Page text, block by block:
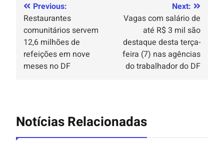
Previous:
Restaurantes
comunitários servem
12,6 milhões de
refeições em nove
meses no DF
Next:
Vagas com salário de
até R$ 3 mil são
destaque desta terça-
feira (7) nas agências
do trabalhador do DF
Notícias Relacionadas